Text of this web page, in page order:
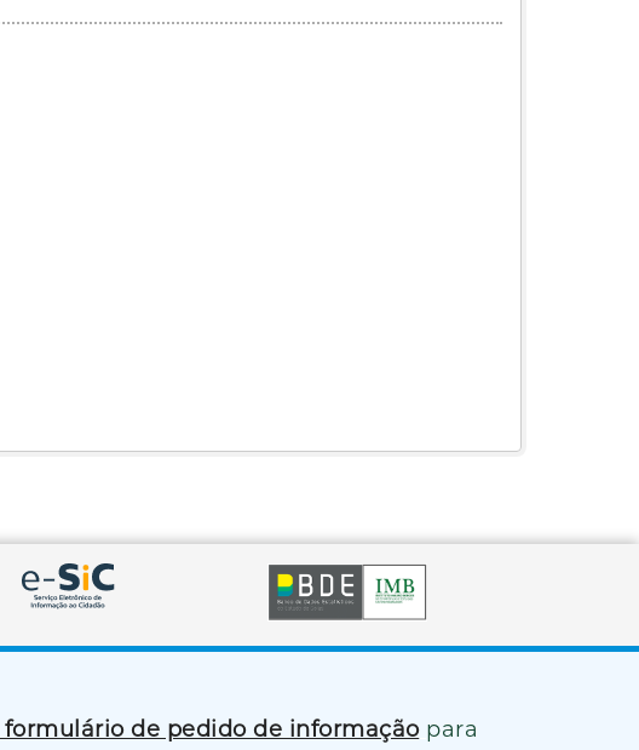
formulário de pedido de informação para